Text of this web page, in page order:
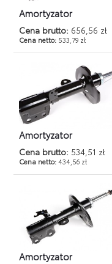
Amortyzator
Cena brutto: 656,56 zł
Cena netto: 533,79 zł
Amortyzator
Cena brutto: 534,51 zł
Cena netto:434,56 zł
Amortyzator